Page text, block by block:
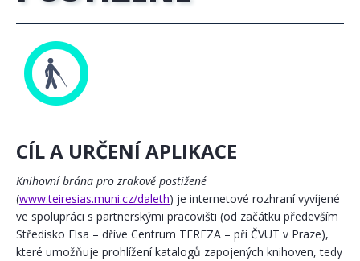
CÍL A URČENÍ APLIKACE
Knihovní brána pro zrakově postižené
(www.teiresias.muni.cz/daleth) je internetové rozhraní vyvíjené
ve spolupráci s partnerskými pracovišti (od začátku především
Středisko Elsa – dříve Centrum TEREZA – při ČVUT v Praze),
které umožňuje prohlížení katalogů zapojených knihoven, tedy